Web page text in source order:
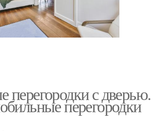
с дверью.
перегородки